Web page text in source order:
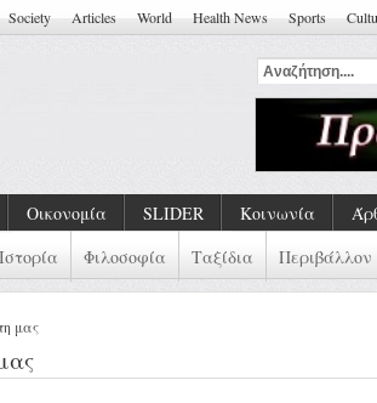
Society Articles World Health News Sports
Ζωή ''
Οικονομία SLIDER Κοινωνία
Ιστορία Φιλοσοφία Ταξίδια Περιβάλλον
μας